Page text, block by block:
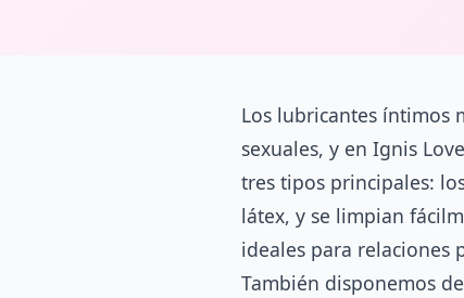
Los lubricantes íntimos
sexuales, y en Ignis
tres tipos principales:
látex, y se limpian
ideales para relaciones
También disponemos